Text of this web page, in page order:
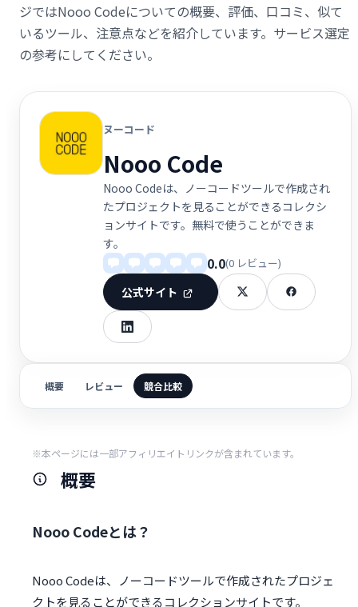
ジではNooo Codeについての概要、評価、口コミ、似て
いるツール、注意点などを紹介しています。サービス選定
の参考にしてください。
ヌーコード
Nooo Code
Nooo Codeは、ノーコードツールで作成され
たプロジェクトを見ることができるコレクシ
ョンサイトです。無料で使うことができま
す。
0.0(0 レビュー)
公式サイト
概要 レビュー 競合比較
※本ページには一部アフィリエイトリンクが含まれています。
概要
Nooo Codeとは？
Nooo Codeは、ノーコードツールで作成されたプロジェ
クトを見ることができるコレクションサイトです。